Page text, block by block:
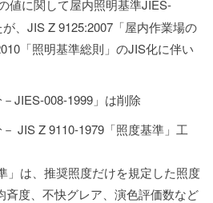
値に関して屋内照明基準JIES-
、JIS Z 9125:2007「屋内作業場の
「照明基準総則」のJIS化に伴い
JIES-008-1999」は削除
JIS Z 9110-1979「照度基準」工
」は、推奨照度だけを規定した照度
斉度、不快グレア、演色評価数など